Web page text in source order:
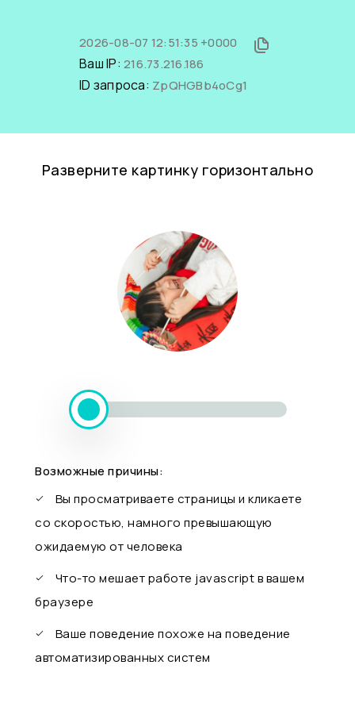
2026-08-07 12:51:35 +0000
Ваш IP: 216.73.216.186
ID запроса: ZpQHGBb4oCg1
Разверните картинку горизонтально
Возможные причины:
Вы просматриваете страницы и кликаете
со скоростью, намного превышающую
ожидаемую от человека
Что-то мешает работе javascript в вашем
браузере
Ваше поведение похоже на поведение
автоматизированных систем